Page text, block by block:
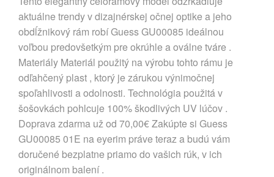
aktuálne trendy v dizajnérskej očnej optike a jeho
obdĺžnikový rám robí Guess GU00085 ideálnou
voľbou predovšetkým pre okrúhle a oválne tváre .
Materiály Materiál použitý na výrobu tohto rámu je
odľahčený plast , ktorý je zárukou výnimočnej
spoľahlivosti a odolnosti. Technológia použitá v
šošovkách pohlcuje 100% škodlivých UV lúčov .
Doprava zdarma už od 70,00€ Zakúpte si Guess
GU00085 01E na eyerim práve teraz a budú vám
doručené bezplatne priamo do vašich rúk, v ich
originálnom balení .